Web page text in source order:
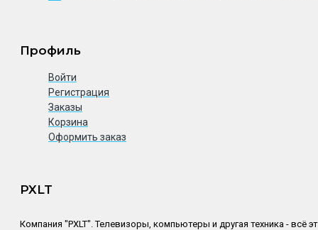
Профиль
Войти
Регистрация
Заказы
Корзина
Оформить заказ
PXLT
Компания "PXLT". Телевизоры, компьютеры и другая техника - всё